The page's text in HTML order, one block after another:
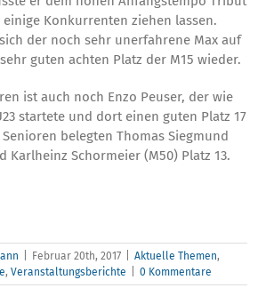
Konkurrenten ziehen lassen.
der noch sehr unerfahrene Max auf
guten achten Platz der M15 wieder.
ist auch noch Enzo Peuser, der wie
startete und dort einen guten Platz 17
belegten Thomas Siegmund
Karlheinz Schormeier (M50) Platz 13.
Februar 20th, 2017 Aktuelle Themen,
, Veranstaltungsberichte 0 Kommentare